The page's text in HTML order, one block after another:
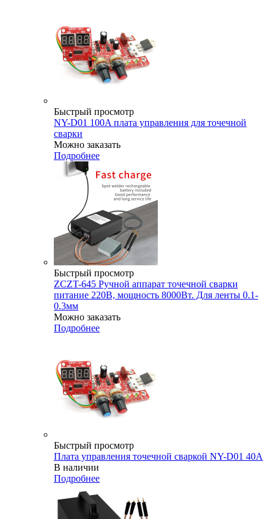
Быстрый просмотр
NY-D01 100A плата управления для точечной
сварки
Можно заказать
Подробнее
Быстрый просмотр
ZCZT-645 Ручной аппарат точечной сварки
питание 220В, мощность 8000Вт. Для ленты 0.1-
0.3мм
Можно заказать
Подробнее
Быстрый просмотр
Плата управления точечной сваркой NY-D01 40А
В наличии
Подробнее